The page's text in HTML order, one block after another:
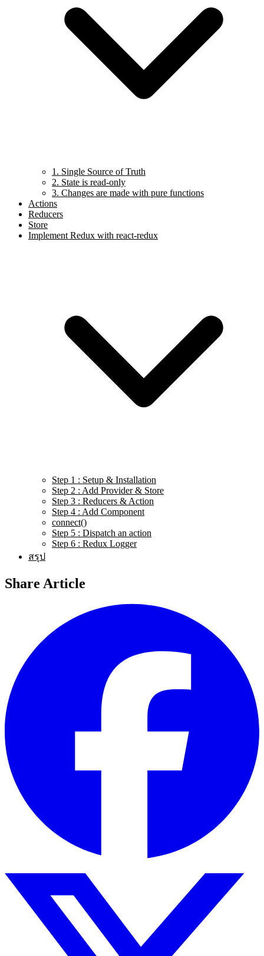
1. Single Source of Truth
2. State is read-only
3. Changes are made with pure functions
Actions
Reducers
Store
Implement Redux with react-redux
Step 1 : Setup & Installation
Step 2 : Add Provider & Store
Step 3 : Reducers & Action
Step 4 : Add Component
connect()
Step 5 : Dispatch an action
Step 6 : Redux Logger
สรุป
Share Article